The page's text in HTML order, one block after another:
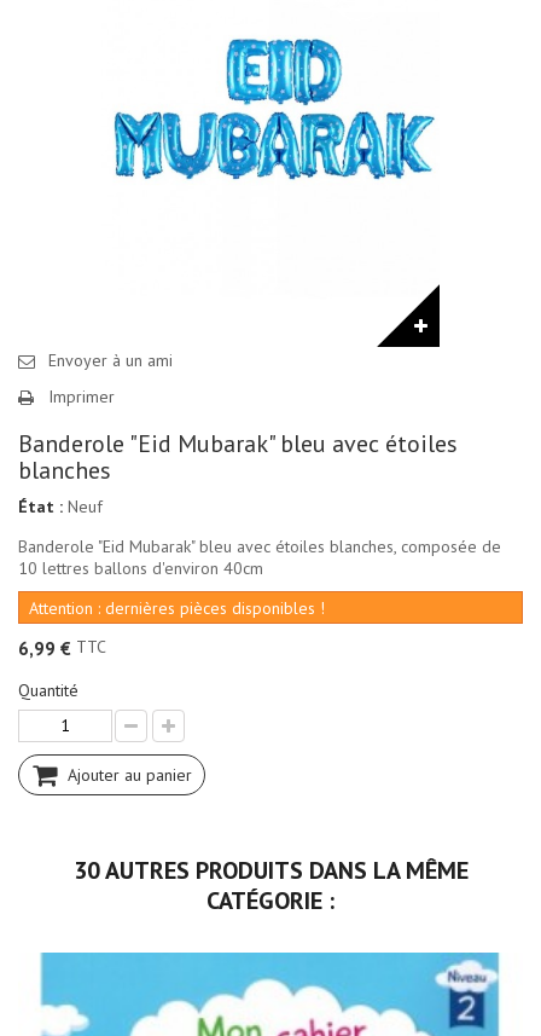
Envoyer à un ami
Imprimer
Banderole "Eid Mubarak" bleu avec étoiles
blanches
État : Neuf
Banderole "Eid Mubarak" bleu avec étoiles blanches, composée de
10 lettres ballons d'environ 40cm
Attention : dernières pièces disponibles !
6,99 € TTC
Quantité
Ajouter au panier
30 AUTRES PRODUITS DANS LA MÊME
CATÉGORIE :